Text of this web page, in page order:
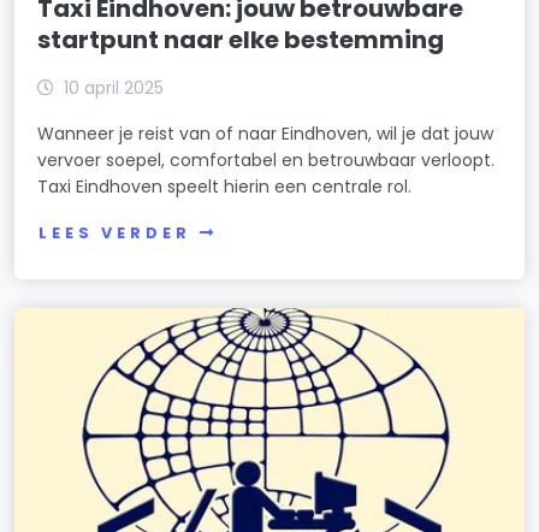
Taxi Eindhoven: jouw betrouwbare
startpunt naar elke bestemming
10 april 2025
Wanneer je reist van of naar Eindhoven, wil je dat jouw
vervoer soepel, comfortabel en betrouwbaar verloopt.
Taxi Eindhoven speelt hierin een centrale rol.
LEES VERDER